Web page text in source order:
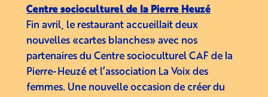
Centre socioculturel de la Pierre Heuzé
Fin avril, le restaurant accueillait deux
nouvelles «cartes blanches» avec nos
partenaires du Centre socioculturel CAF de la
Pierre-Heuzé et l’association La Voix des
femmes. Une nouvelle occasion de créer du